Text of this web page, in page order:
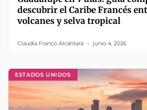
descubrir el Caribe Francés
volcanes y selva tropical
Claudia Franco Alcántara junio 4, 2026
ESTADOS UNIDOS